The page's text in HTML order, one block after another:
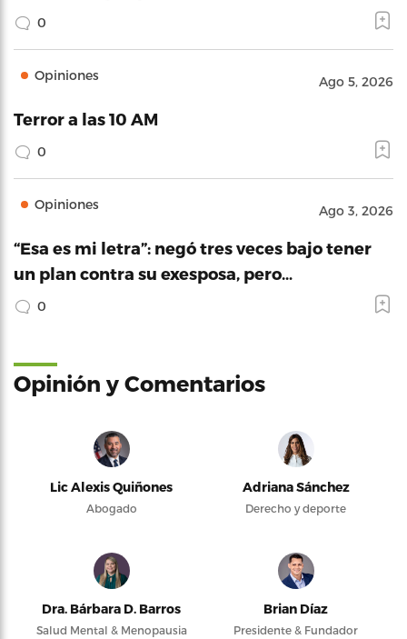
0
Opiniones Ago 5, 2026
Terror a las 10 AM
0
Opiniones Ago 3, 2026
“Esa es mi letra”: negó tres veces bajo tener
un plan contra su exesposa, pero…
0
Opinión y Comentarios
Lic Alexis Quiñones
Abogado
Adriana Sánchez
Derecho y deporte
Dra. Bárbara D. Barros
Salud Mental & Menopausia
Brian Díaz
Presidente & Fundador